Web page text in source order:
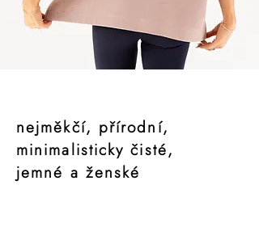
nejměkčí, přírodní,
minimalisticky čisté,
jemné a ženské